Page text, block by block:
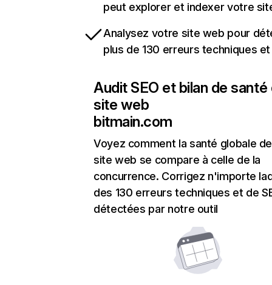
peut explorer et indexer votre
Analysez votre site web pour
plus de 130 erreurs techniques et
Audit SEO et bilan de santé
site web
bitmain.com
Voyez comment la santé globale
site web se compare à celle de la
concurrence. Corrigez n'importe
des 130 erreurs techniques et de
détectées par notre outil